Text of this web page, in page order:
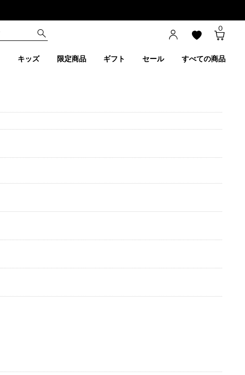
0
キッズ 限定商品 ギフト セール すべての商品